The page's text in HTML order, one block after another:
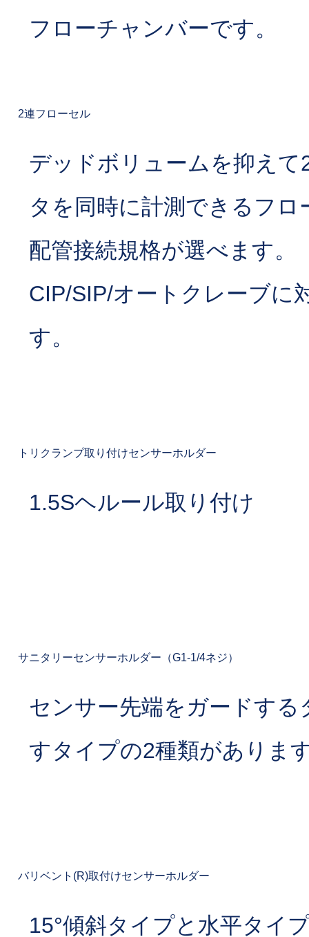
フローチャンバーです。
2連フローセル
デッドボリュームを抑えて
タを同時に計測できるフロ
配管接続規格が選べます。
CIP/SIP/オートクレーブに
す。
トリクランプ取り付けセンサーホルダー
1.5Sヘルール取り付け
サニタリーセンサーホルダー（G1-1/4ネジ）
センサー先端をガードする
すタイプの2種類がありま
バリベント(R)取付けセンサーホルダー
15°傾斜タイプと水平タイ